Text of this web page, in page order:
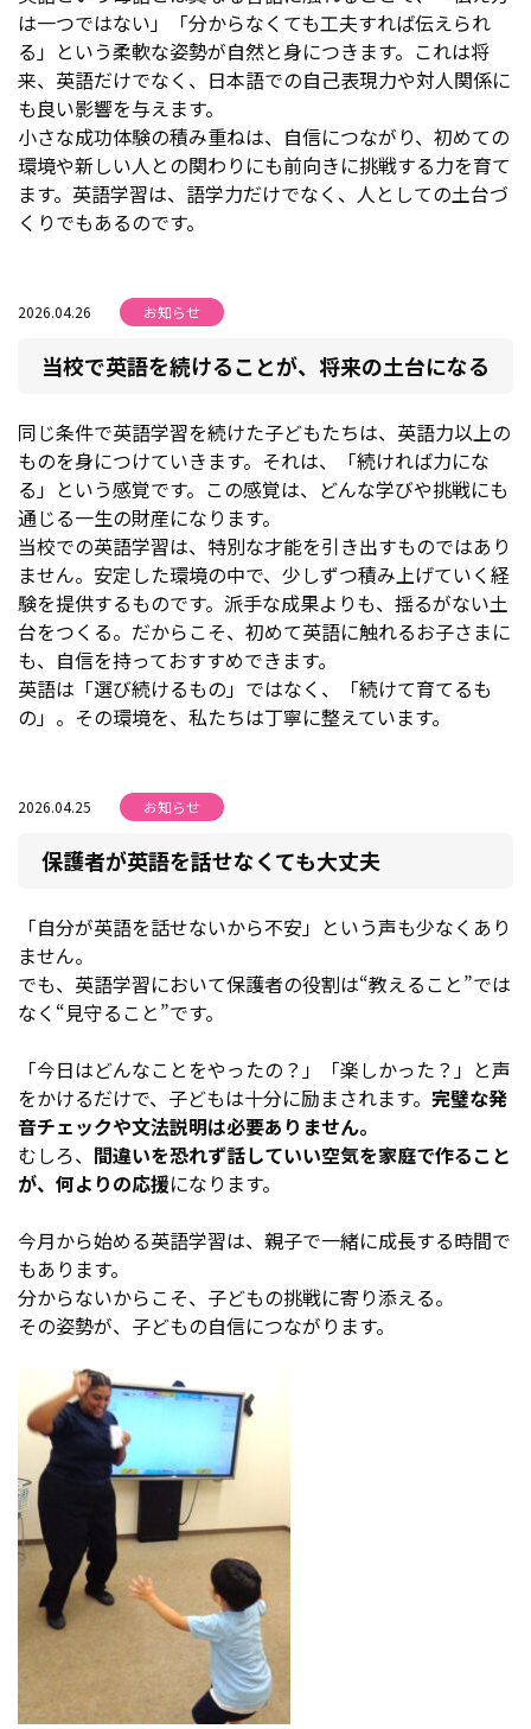
は一つではない」「分からなくても工夫すれば伝えられ
る」という柔軟な姿勢が自然と身につきます。これは将
来、英語だけでなく、日本語での自己表現力や対人関係に
も良い影響を与えます。
小さな成功体験の積み重ねは、自信につながり、初めての
環境や新しい人との関わりにも前向きに挑戦する力を育て
ます。英語学習は、語学力だけでなく、人としての土台づ
くりでもあるのです。
2026.04.26 お知らせ
当校で英語を続けることが、将来の土台になる
同じ条件で英語学習を続けた子どもたちは、英語力以上の
ものを身につけていきます。それは、「続ければ力にな
る」という感覚です。この感覚は、どんな学びや挑戦にも
通じる一生の財産になります。
当校での英語学習は、特別な才能を引き出すものではあり
ません。安定した環境の中で、少しずつ積み上げていく経
験を提供するものです。派手な成果よりも、揺るがない土
台をつくる。だからこそ、初めて英語に触れるお子さまに
も、自信を持っておすすめできます。
英語は「選び続けるもの」ではなく、「続けて育てるも
の」。その環境を、私たちは丁寧に整えています。
2026.04.25 お知らせ
保護者が英語を話せなくても大丈夫
「自分が英語を話せないから不安」という声も少なくあり
ません。
でも、英語学習において保護者の役割は“教えること”では
なく“見守ること”です。
「今日はどんなことをやったの？」「楽しかった？」と声
をかけるだけで、子どもは十分に励まされます。 完璧な発
音チェックや文法説明は必要ありません。
むしろ、 間違いを恐れず話していい空気を家庭で作ること
が、何よりの応援になります。
今月から始める英語学習は、親子で一緒に成長する時間で
もあります。
分からないからこそ、子どもの挑戦に寄り添える。
その姿勢が、子どもの自信につながります。